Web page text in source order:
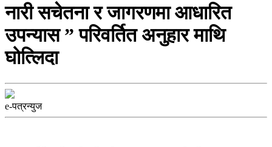
नारी सचेतना र जागरणमा आधारित
उपन्यास ” परिवर्तित अनुहार माथि
घोत्लिदा
e-पत्रन्युज